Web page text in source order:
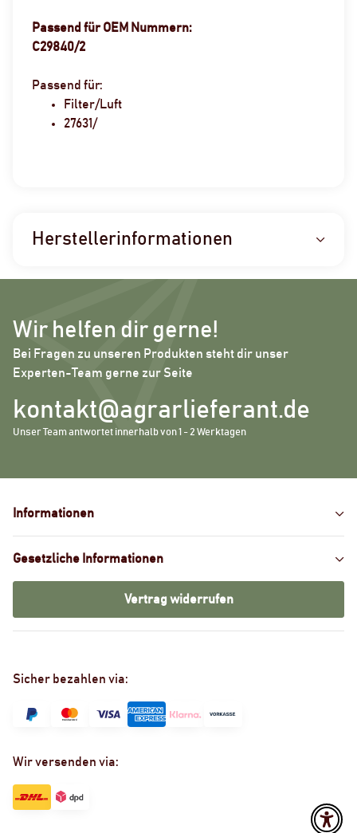
Passend für OEM Nummern:
C29840/2
Passend für:
Filter/Luft
27631/
Herstellerinformationen
Wir helfen dir gerne!
Bei Fragen zu unseren Produkten steht dir unser
Experten-Team gerne zur Seite
kontakt@agrarlieferant.de
Unser Team antwortet innerhalb von 1 - 2 Werktagen
Informationen
Gesetzliche Informationen
Vertrag widerrufen
Sicher bezahlen via:
Wir versenden via: